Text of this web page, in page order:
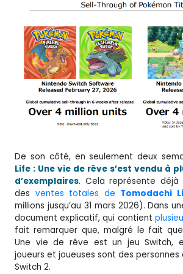
De son côté, en seulement deux
Life : Une vie de rêve s’est vendu à
d’exemplaires. Cela représente
des ventes totales de Tomodachi
millions jusqu’au 31 mars 2026). Dans
document explicatif, qui contient
fait remarquer que, malgré le fait
Une vie de rêve est un jeu Switch,
joueurs et joueuses sont des personnes
Switch 2.